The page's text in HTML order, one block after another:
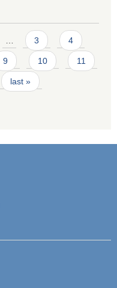
3 4
9 10 11
last »